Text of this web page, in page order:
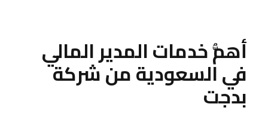
أهمُّ خدمات المدير المالي
في السعودية من شركة
بدجت